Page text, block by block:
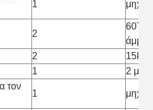
1
2
60T ή
άμμο
2
15kw
1
2 μ ³,
τον
1